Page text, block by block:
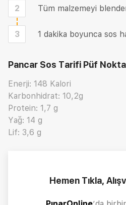
2 Tüm malzemeyi
3 1 dakika boyunca sos
Pancar Sos Tarifi Püf
Enerji: 148 Kalori
Karbonhidrat: 10,2g
Protein: 1,7 g
Yağ: 14 g
Lif: 3,6 g
Hemen Tıkla,